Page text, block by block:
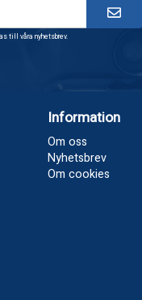
till våra nyhetsbrev.
Information
Om oss
Nyhetsbrev
Om cookies